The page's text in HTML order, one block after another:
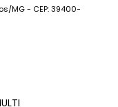
MG - CEP: 39400-